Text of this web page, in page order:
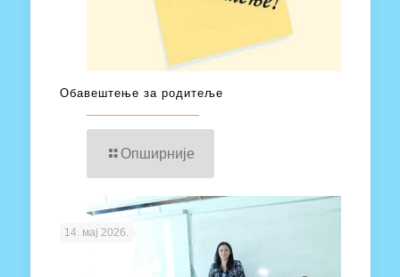
Обавештење за родитеље
Опширније
14. мај 2026.